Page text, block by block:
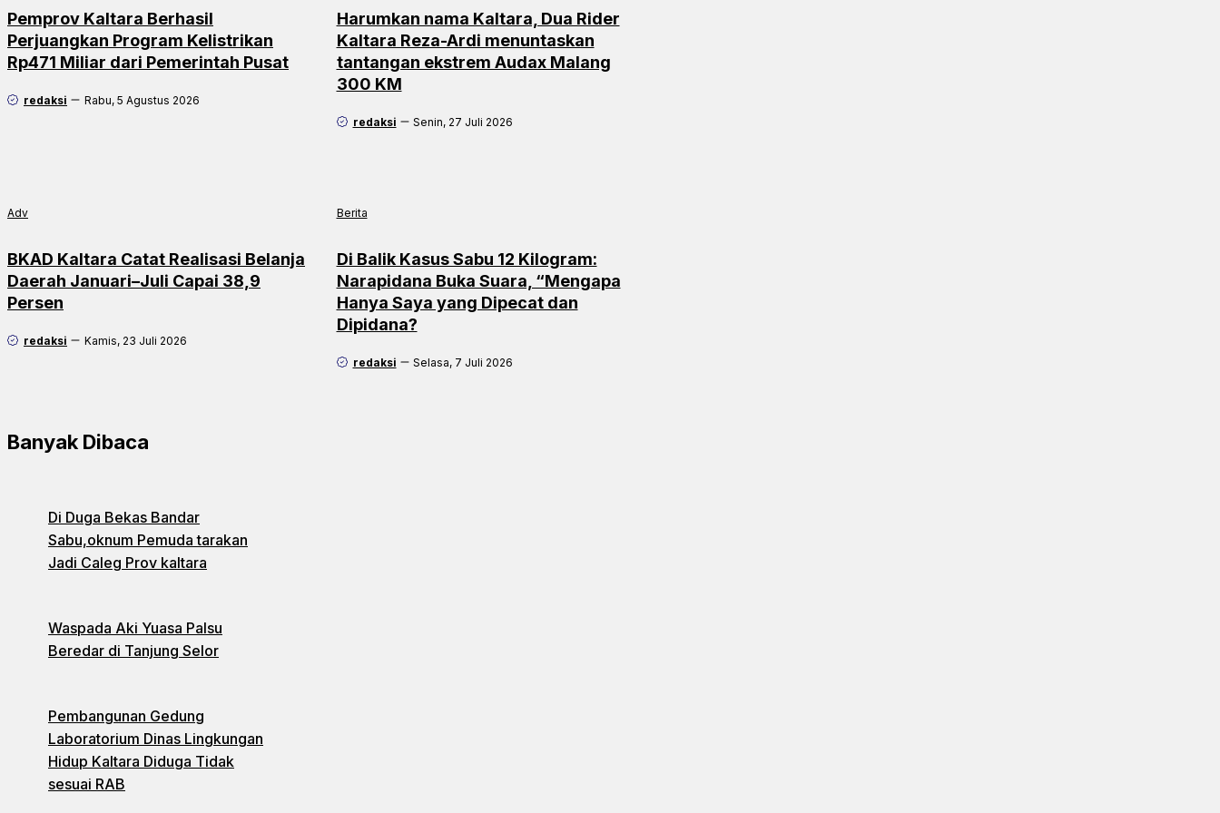
Pemprov Kaltara Berhasil
Perjuangkan Program Kelistrikan
Rp471 Miliar dari Pemerintah Pusat
redaksi Rabu, 5 Agustus 2026
Harumkan nama Kaltara, Dua Rider
Kaltara Reza-Ardi menuntaskan
tantangan ekstrem Audax Malang
300 KM
redaksi Senin, 27 Juli 2026
Adv
BKAD Kaltara Catat Realisasi Belanja
Daerah Januari–Juli Capai 38,9
Persen
redaksi Kamis, 23 Juli 2026
Berita
Di Balik Kasus Sabu 12 Kilogram:
Narapidana Buka Suara, “Mengapa
Hanya Saya yang Dipecat dan
Dipidana?
redaksi Selasa, 7 Juli 2026
Banyak Dibaca
Di Duga Bekas Bandar
Sabu,oknum Pemuda tarakan
Jadi Caleg Prov kaltara
Waspada Aki Yuasa Palsu
Beredar di Tanjung Selor
Pembangunan Gedung
Laboratorium Dinas Lingkungan
Hidup Kaltara Diduga Tidak
sesuai RAB